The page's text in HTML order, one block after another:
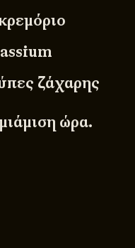
ζάχαρης
ώρα.